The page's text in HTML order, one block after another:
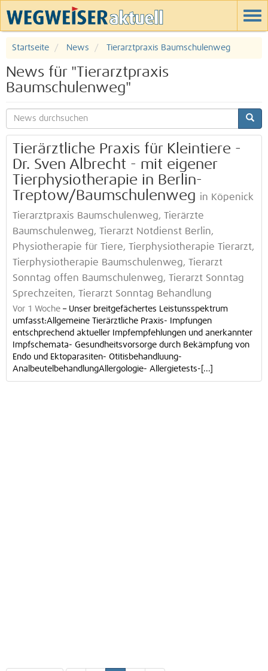
Startseite News Tierarztpraxis Baumschulenweg
News für "Tierarztpraxis
Baumschulenweg"
Tierärztliche Praxis für Kleintiere -
Dr. Sven Albrecht - mit eigener
Tierphysiotherapie in Berlin-
Treptow/Baumschulenweg in Köpenick
Tierarztpraxis Baumschulenweg, Tierärzte
Baumschulenweg, Tierarzt Notdienst Berlin,
Physiotherapie für Tiere, Tierphysiotherapie Tierarzt,
Tierphysiotherapie Baumschulenweg, Tierarzt
Sonntag offen Baumschulenweg, Tierarzt Sonntag
Sprechzeiten, Tierarzt Sonntag Behandlung
Vor 1 Woche – Unser breitgefächertes Leistunsspektrum
umfasst:Allgemeine Tierärztliche Praxis- Impfungen
entschprechend aktueller Impfempfehlungen und anerkannter
Impfschemata- Gesundheitsvorsorge durch Bekämpfung von
Endo und Ektoparasiten- Otitisbehandluung-
AnalbeutelbehandlungAllergologie- Allergietests-[...]